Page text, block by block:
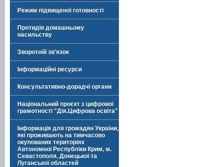
Режим підвищеної готовності
Протидія домашньому
насильству
Зворотній зв'язок
Інформаційні ресурси
Консультативно-дорадчі органи
Національний проєкт з цифрової
грамотності "Дія.Цифрова освіта"
Інформація для громадян України,
які проживають на тимчасово
окупованих територіях
Автономної Республіки Крим, м.
Севастополя, Донецької та
Луганської областей